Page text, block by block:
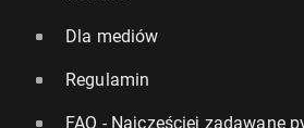
Dla mediów
Regulamin
FAQ - Najczęściej zadawane